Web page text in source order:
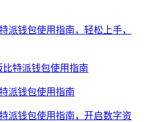
派钱包使用指南，轻松上手，
比特派钱包使用指南
派钱包使用指南
派钱包使用指南，开启数字资